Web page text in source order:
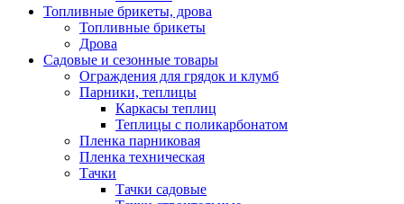
Топливные брикеты, дрова
Топливные брикеты
Дрова
Садовые и сезонные товары
Ограждения для грядок и клумб
Парники, теплицы
Каркасы теплиц
Теплицы с поликарбонатом
Пленка парниковая
Пленка техническая
Тачки
Тачки садовые